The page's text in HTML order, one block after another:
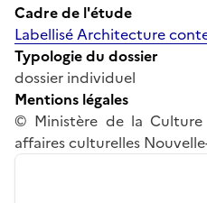
Cadre de l'étude
Labellisé Architecture
Typologie du dossier
dossier individuel
Mentions légales
© Ministère de la
affaires culturelles